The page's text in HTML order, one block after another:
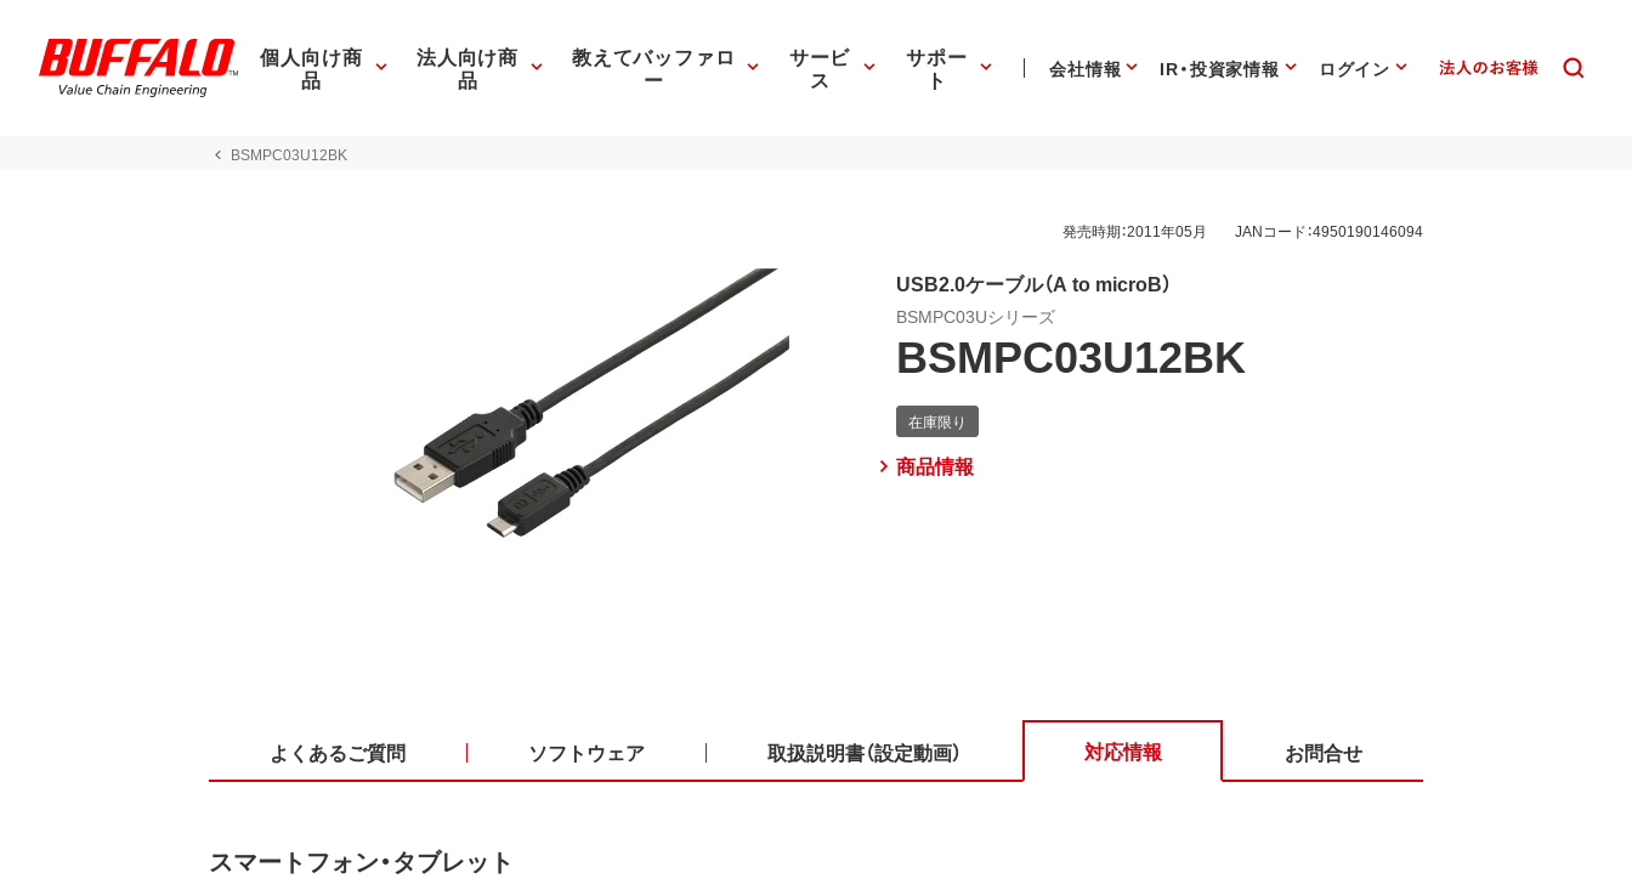
個人向け商
品
法人向け商
品
教えてバッファロ
ー
サービ
ス
サポー
ト 会社情報 IR・投資家情報 ログイン
BSMPC03U12BK
発売時期：2011年05月 JANコード：4950190146094
USB2.0ケーブル（A to microB）
BSMPC03Uシリーズ
BSMPC03U12BK
商品情報
よくあるご質問 ソフトウェア 取扱説明書（設定動画） 対応情報 お問合せ
スマートフォン・タブレット